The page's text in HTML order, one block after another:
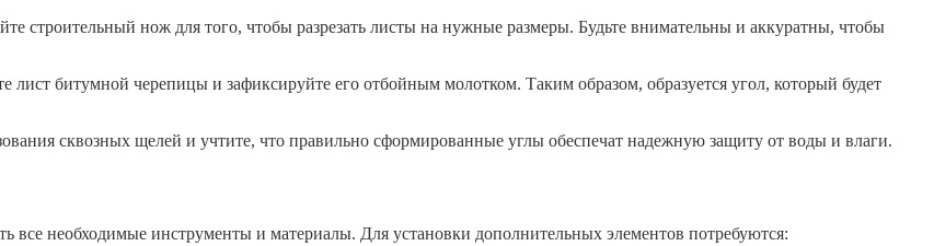
строительный нож для того, чтобы разрезать листы на нужные размеры. Будьте внимательны и аккуратны, чтобы
лист битумной черепицы и зафиксируйте его отбойным молотком. Таким образом, образуется угол, который будет
сквозных щелей и учтите, что правильно сформированные углы обеспечат надежную защиту от воды и влаги.
все необходимые инструменты и материалы. Для установки дополнительных элементов потребуются: